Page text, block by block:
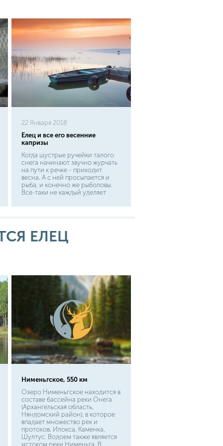
22 Января 2018
Елец и все его весенние
капризы
Когда шустрые ручейки талого
снега начинают звучно журчать
на пути к речке - приходит
весна. А с ней просыпается и
рыба, и конечно же рыболовы.
Все-таки не каждый уделяет
рыбалке, а кто-то и вовсе
можно быть уверенным - елец
начинает охоту...
ЕЛЕЦ
Нименьгское, 550 км
Озеро Нименьгское находится в
составе бассейна реки Онега
(Архангельская область,
Няндомский район), в которое
впадает множество рек и
протоков, Илокса, Каменка,
Шултус. Водоем также является
истоком реки Нименьга. В